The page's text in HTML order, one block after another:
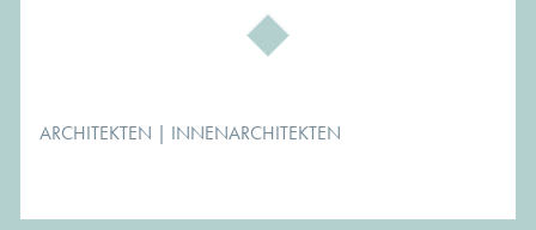
ARCHITEKTEN | INNENARCHITEKTEN